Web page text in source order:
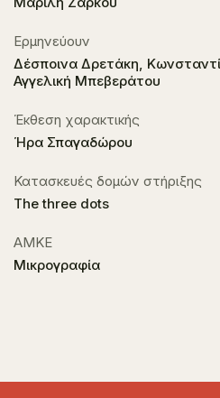
Ερμηνεύουν
Δέσποινα Δρετάκη,
Αγγελική Μπεβεράτου
Έκθεση χαρακτικής
Ήρα Σπαγαδώρου
Κατασκευές δομών στήριξης
The three dots
ΑΜΚΕ
Μικρογραφία